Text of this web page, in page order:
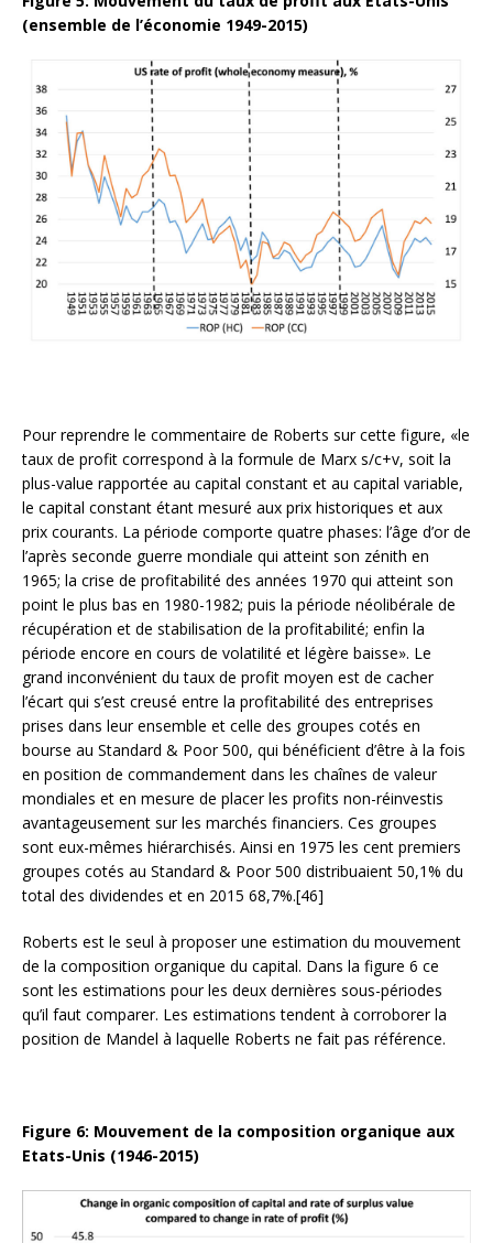
(ensemble de l’économie 1949-2015)
Pour reprendre le commentaire de Roberts sur cette figure, «le
taux de profit correspond à la formule de Marx s/c+v, soit la
plus-value rapportée au capital constant et au capital variable,
le capital constant étant mesuré aux prix historiques et aux
prix courants. La période comporte quatre phases: l’âge d’or de
l’après seconde guerre mondiale qui atteint son zénith en
1965; la crise de profitabilité des années 1970 qui atteint son
point le plus bas en 1980-1982; puis la période néolibérale de
récupération et de stabilisation de la profitabilité; enfin la
période encore en cours de volatilité et légère baisse». Le
grand inconvénient du taux de profit moyen est de cacher
l’écart qui s’est creusé entre la profitabilité des entreprises
prises dans leur ensemble et celle des groupes cotés en
bourse au Standard & Poor 500, qui bénéficient d’être à la fois
en position de commandement dans les chaînes de valeur
mondiales et en mesure de placer les profits non-réinvestis
avantageusement sur les marchés financiers. Ces groupes
sont eux-mêmes hiérarchisés. Ainsi en 1975 les cent premiers
groupes cotés au Standard & Poor 500 distribuaient 50,1% du
total des dividendes et en 2015 68,7%.[46]
Roberts est le seul à proposer une estimation du mouvement
de la composition organique du capital. Dans la figure 6 ce
sont les estimations pour les deux dernières sous-périodes
qu’il faut comparer. Les estimations tendent à corroborer la
position de Mandel à laquelle Roberts ne fait pas référence.
Figure 6: Mouvement de la composition organique aux
Etats-Unis (1946-2015)